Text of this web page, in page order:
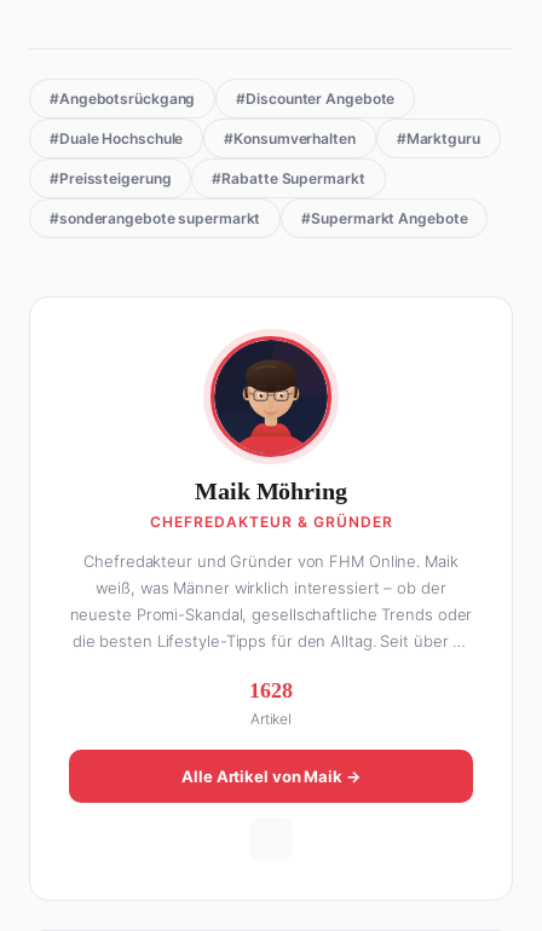
#Angebotsrückgang #Discounter Angebote
#Duale Hochschule #Konsumverhalten #Marktguru
#Preissteigerung #Rabatte Supermarkt
#sonderangebote supermarkt #Supermarkt Angebote
Maik Möhring
CHEFREDAKTEUR & GRÜNDER
Chefredakteur und Gründer von FHM Online. Maik
weiß, was Männer wirklich interessiert – ob der
neueste Promi-Skandal, gesellschaftliche Trends oder
die besten Lifestyle-Tipps für den Alltag. Seit über 10
Online zu einer der führenden Männer-Lifestyle-
Plattformen im deutschsprachigen Raum aufgebaut.
Sein Weg dahin war alles andere als geradlinig: Die
eine Hälfte seines Lebens stand er in der
Gastronomie – mit allem, was dazugehört. Die andere
1628
Artikel
Alle Artikel von Maik →